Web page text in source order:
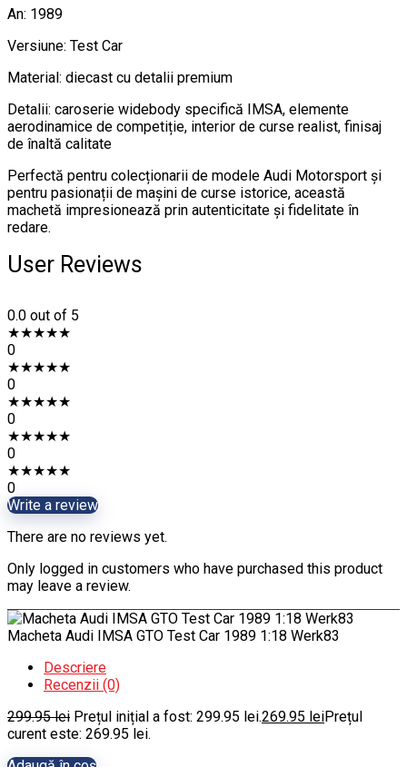
An: 1989
Versiune: Test Car
Material: diecast cu detalii premium
Detalii: caroserie widebody specifică IMSA, elemente
aerodinamice de competiție, interior de curse realist, finisaj
de înaltă calitate
Perfectă pentru colecționarii de modele Audi Motorsport și
pentru pasionații de mașini de curse istorice, această
machetă impresionează prin autenticitate și fidelitate în
redare.
User Reviews
0.0 out of 5
★★★★★
0
★★★★★
0
★★★★★
0
★★★★★
0
★★★★★
0
Write a review
There are no reviews yet.
Only logged in customers who have purchased this product
may leave a review.
Macheta Audi IMSA GTO Test Car 1989 1:18 Werk83
Descriere
Recenzii (0)
299.95lei Prețul inițial a fost: 299.95 lei.269.95 leiPrețul
curent este: 269.95 lei.